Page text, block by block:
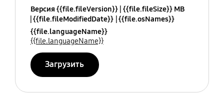
Версия {{file.fileVersion}} {{file.fileSize}} MB
{{file.fileModifiedDate}} {{file.osNames}}
{{file.languageName}}
{{file.languageName}}
Загрузить